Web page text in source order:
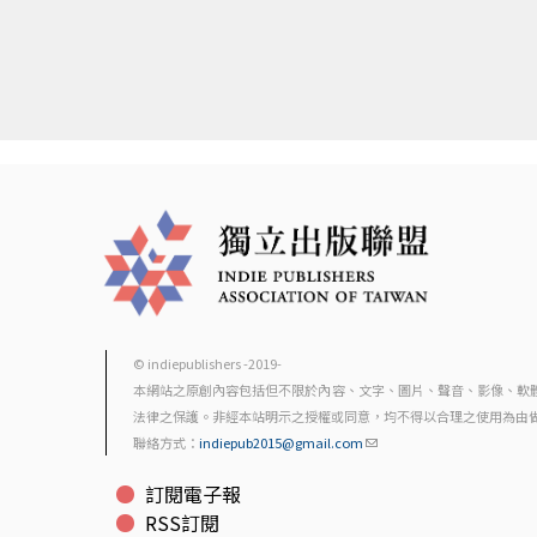
© indiepublishers -2019-
本網站之原創內容包括但不限於內容、文字、圖片、聲音、影像、
法律之保護。非經本站明示之授權或同意，均不得以合理之使用為
聯絡方式： indiepub2015@gmail.com
訂閱電子報
RSS訂閱